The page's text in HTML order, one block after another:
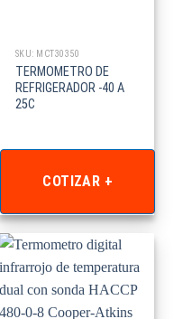
SKU: MCT30350
TERMOMETRO DE
REFRIGERADOR -40 A
25C
COTIZAR +